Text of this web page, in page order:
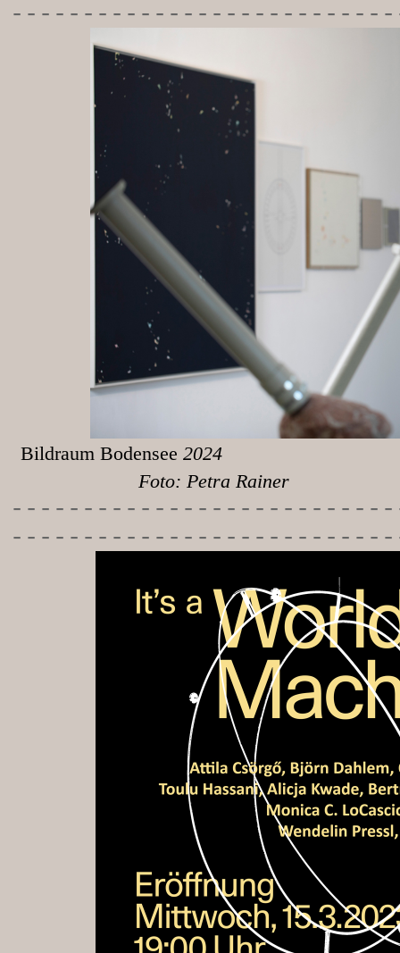
Bildraum Bodensee
Foto: Petra Rainer
-----------